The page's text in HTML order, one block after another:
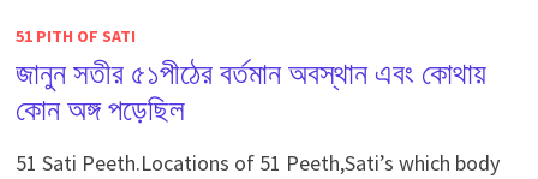
51 PITH OF SATI
জানুন সতীর ৫১পীঠের বর্তমান অবস্থান এবং কোথায়
কোন অঙ্গ পড়েছিল
51 Sati Peeth.Locations of 51 Peeth,Sati’s which body